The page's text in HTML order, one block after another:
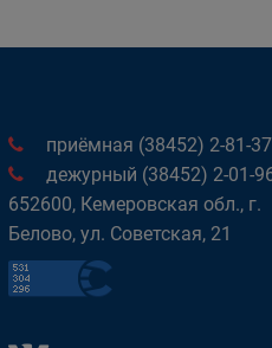
приёмная (38452) 2-81-37
дежурный (38452) 2-01-
652600, Кемеровская обл., г.
Белово, ул. Советская, 21